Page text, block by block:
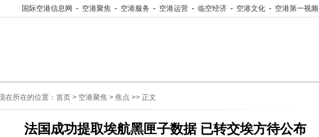
国际空港信息网 - 空港聚焦 - 空港服务 - 空港运营 - 临空经济 - 空港文化 - 空港第一视频
在所在的位置： 首页 > 空港聚焦 > 焦点 >> 正文
法国成功提取埃航黑匣子数据 已转交埃方待公布